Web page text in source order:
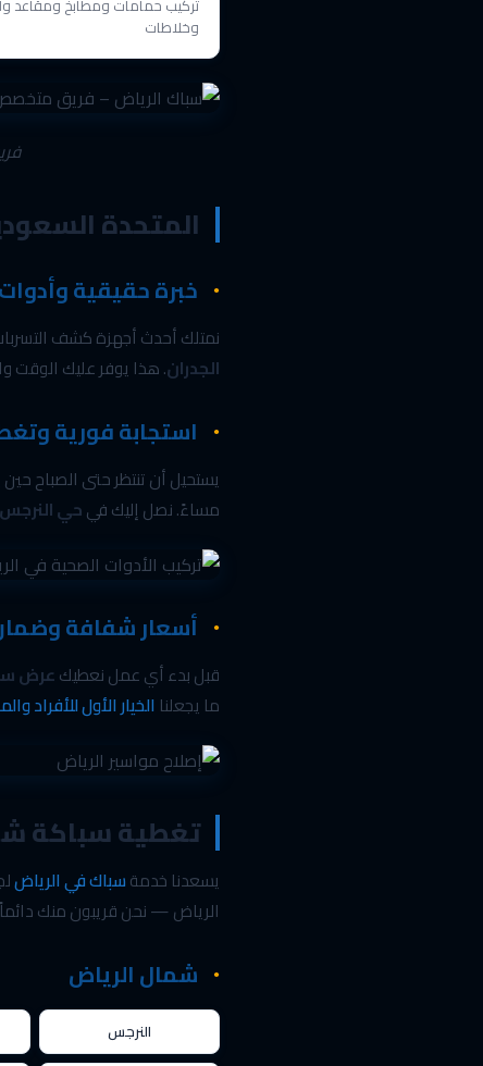
تركيب حمامات ومطابخ ومقاعد
وخلاطات
المتحدة
خبرة حقيقية
نمتلك أحدث أجهزة كشف
الجدران. هذا يوفر عليك الوقت
استجابة فورية
يستحيل أن تنتظر حتى الصباح
مساءً. نصل إليك فيحي
أسعار شفافة
قبل بدء أي عمل نعطيكعرض
ما يجعلنا الخيار الأول للأفراد
تغطية سباكة
يسعدنا خدمةسباك في الرياض
الرياض — نحن قريبون منك
شمال الرياض
النرجس